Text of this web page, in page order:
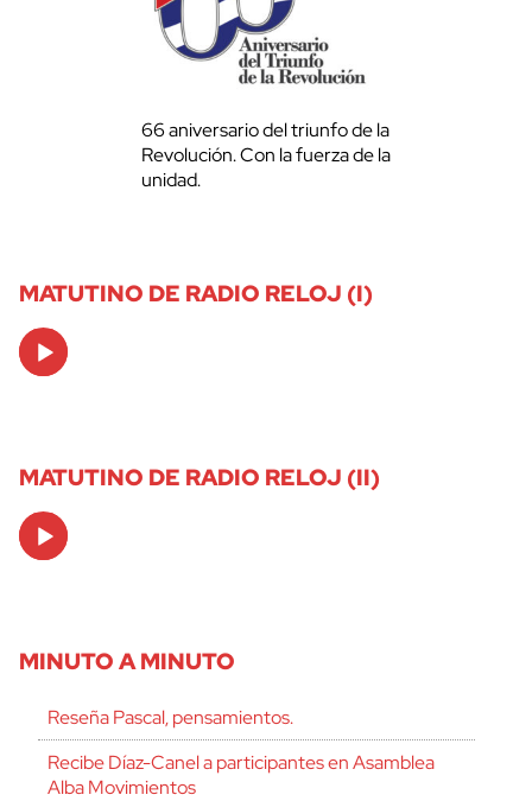
66 aniversario del triunfo de la
Revolución. Con la fuerza de la
unidad.
MATUTINO DE RADIO RELOJ (I)
Audio
Player
MATUTINO DE RADIO RELOJ (II)
Audio
Player
MINUTO A MINUTO
Reseña Pascal, pensamientos.
Recibe Díaz-Canel a participantes en Asamblea
Alba Movimientos